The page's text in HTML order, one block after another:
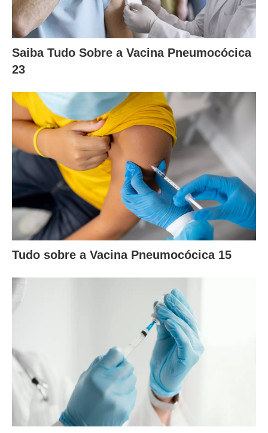
Saiba Tudo Sobre a Vacina Pneumocócica
23
Tudo sobre a Vacina Pneumocócica 15